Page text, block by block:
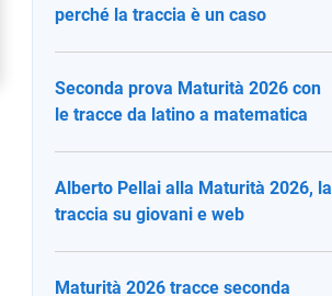
perché la traccia è un caso
Seconda prova Maturità 2026 con
le tracce da latino a matematica
Alberto Pellai alla Maturità 2026, la
traccia su giovani e web
Maturità 2026 tracce seconda